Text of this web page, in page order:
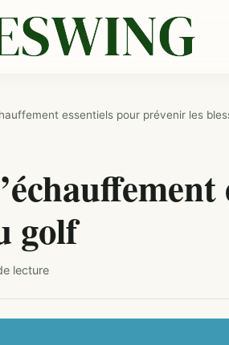
essentiels pour prévenir les
golf
lecture